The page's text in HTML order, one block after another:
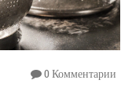
0 Комментарии